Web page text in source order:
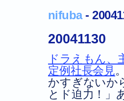
nifuba-
20041130
ドラえもん、
定例社長会見
かすぎないか
とド迫力！」